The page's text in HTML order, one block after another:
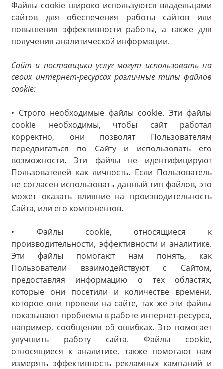
Файлы cookie широко используются владельцами
сайтов для обеспечения работы сайтов или
повышения эффективности работы, а также для
получения аналитической информации.
Сайт и поставщики услуг могут использовать на
своих интернет-ресурсах различные типы файлов
cookie:
• Строго необходимые файлы cookie. Эти файлы
cookie необходимы, чтобы сайт работал
корректно, они позволят Пользователям
передвигаться по Сайту и использовать его
возможности. Эти файлы не идентифицируют
Пользователей как личность. Если Пользователь
не согласен использовать данный тип файлов, это
может оказать влияние на производительность
Сайта, или его компонентов.
• Файлы cookie, относящиеся к
производительности, эффективности и аналитике.
Эти файлы помогают нам понять, как
Пользователи взаимодействуют с Сайтом,
предоставляя информацию о тех областях,
которые они посетили и количестве времени,
которое они провели на сайте, так же эти файлы
показывают проблемы в работе интернет-ресурса,
например, сообщения об ошибках. Это помогает
улучшить работу сайта. Файлы cookie,
относящиеся к аналитике, также помогают нам
измерять эффективность рекламных кампаний и